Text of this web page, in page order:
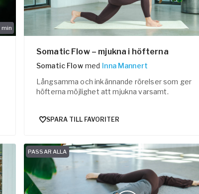
min
Somatic Flow – mjukna i höfterna
Somatic Flow med Inna Mannert
Långsamma och inkännande rörelser som ger
höfterna möjlighet att mjukna varsamt.
SPARA TILL FAVORITER
PASSAR ALLA